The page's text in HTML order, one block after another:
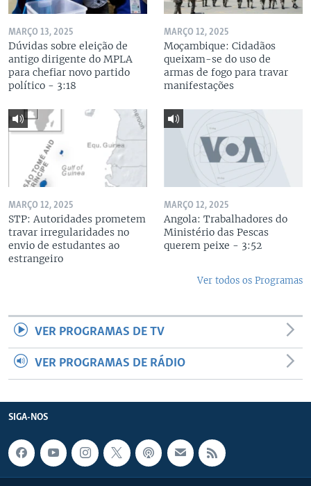
MARÇO 13, 2025
Dúvidas sobre eleição de
antigo dirigente do MPLA
para chefiar novo partido
político - 3:18
MARÇO 12, 2025
Moçambique: Cidadãos
queixam-se do uso de
armas de fogo para travar
manifestações
MARÇO 12, 2025
STP: Autoridades prometem
travar irregularidades no
envio de estudantes ao
estrangeiro
MARÇO 12, 2025
Angola: Trabalhadores do
Ministério das Pescas
querem peixe - 3:52
Ver todos os Programas
VER PROGRAMAS DE TV
VER PROGRAMAS DE RÁDIO
SIGA-NOS